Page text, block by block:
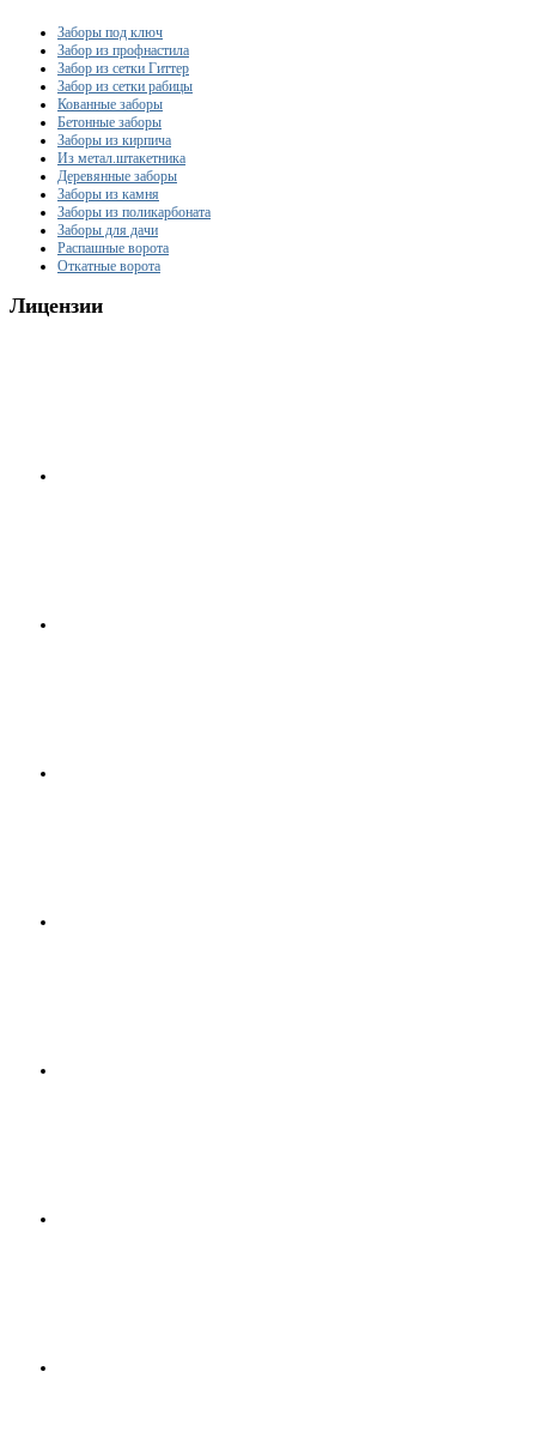
Заборы под ключ
Забор из профнастила
Забор из сетки Гиттер
Забор из сетки рабицы
Кованные заборы
Бетонные заборы
Заборы из кирпича
Из метал.штакетника
Деревянные заборы
Заборы из камня
Заборы из поликарбоната
Заборы для дачи
Распашные ворота
Откатные ворота
Лицензии